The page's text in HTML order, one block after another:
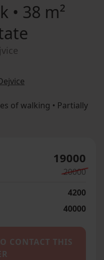
• 38 m²
of walking • Partially
19000
20000
4200
40000
CONTACT THIS